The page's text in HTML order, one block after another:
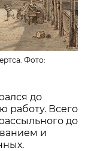
Фото:
до
работу. Всего
до
и